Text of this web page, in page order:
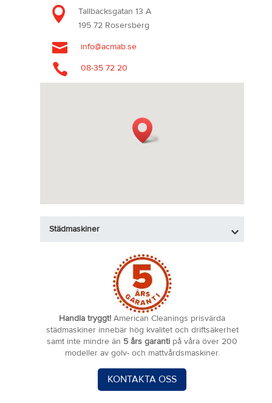

Tallbacksgatan 13 A
195 72 Rosersberg
 info@acmab.se
 08-35 72 20
Städmaskiner
Handla tryggt! American Cleanings prisvärda
städmaskiner innebär hög kvalitet och driftsäkerhet
samt inte mindre än 5 års garanti på våra över 200
modeller av golv- och mattvårdsmaskiner.
KONTAKTA OSS